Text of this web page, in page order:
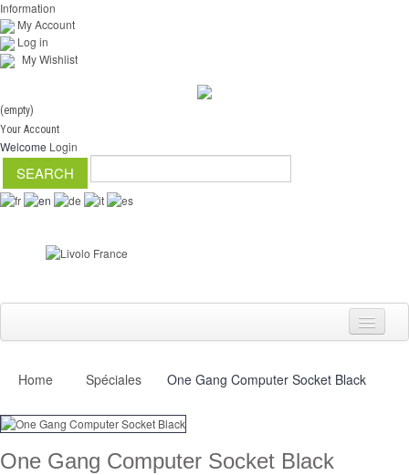
Information
My Account
Log in
My Wishlist
(empty)
Your Account
Welcome Login
Switch
Dimmer
2 Ways
Home Spéciales One Gang Computer Socket Black
One Gang Computer Socket Black